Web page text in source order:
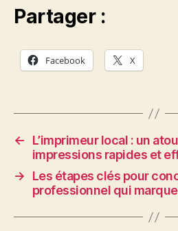
Partager :
Facebook X
←
L’imprimeur local : un
impressions rapides et
→
Les étapes clés pour
professionnel qui